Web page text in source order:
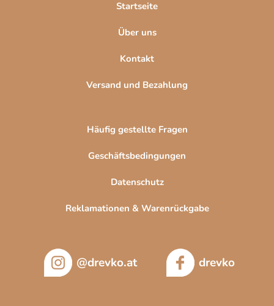
Startseite
Über uns
Kontakt
Versand und Bezahlung
Häufig gestellte Fragen
Geschäftsbedingungen
Datenschutz
Reklamationen & Warenrückgabe
@drevko.at drevko